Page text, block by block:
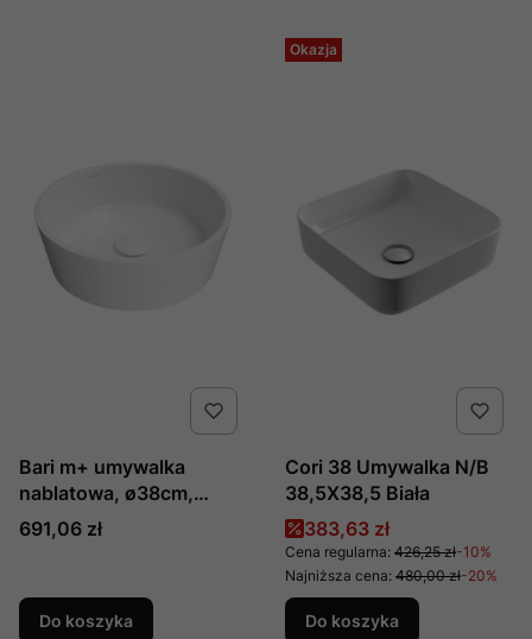
Bari m+ umywalka
nablatowa, ø38cm,
kolor: biały połysk,
producent: omnires, nr
Cena
691,06 zł
Do koszyka
Okazja
Cori 38 Umywalka N/B
38,5X38,5 Biała
Cena promocyjna
383,63 zł
Cena regularna: 426,25 zł-10%
Najniższa cena: 480,00 zł-20%
Do koszyka